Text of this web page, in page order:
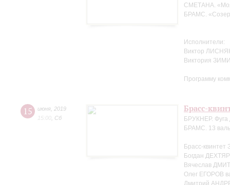
СМЕТАНА.
БРАМС.
Исполнители:
Виктор
Виктория
Программу
15 июня 2019
15:00 Сб
Брасс-
БРУКНЕР. Фуга
БРАМС. 13
Брасс-квинтет
Богдан
Вячеслав
Олег ЕГОРОВ
Дмитрий